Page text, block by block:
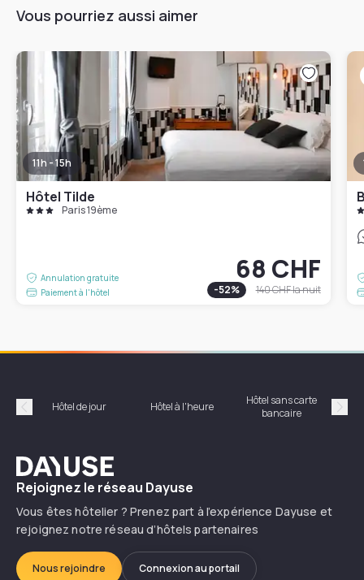
Vous pourriez aussi aimer
11h - 15h
Hôtel Tilde
Paris 19ème
Annulation gratuite
Paiement à l'hôtel
68 CHF
-52% 140 CHFla nuit
Précédent
Hôtel de jour Hôtel à l'heure
Hôtel sans carte
bancaire
Dayuse
Rejoignez le réseau Dayuse
Vous êtes hôtelier ? Prenez part à l’expérience Dayuse et
rejoignez notre réseau d’hôtels partenaires
Nous rejoindre Connexion au portail